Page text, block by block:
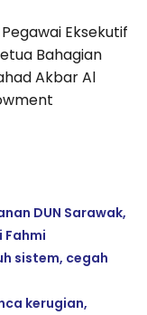
Eksekutif
Bahagian
Akbar Al
DUN Sarawak,
Fahmi
sistem, cegah
kerugian,